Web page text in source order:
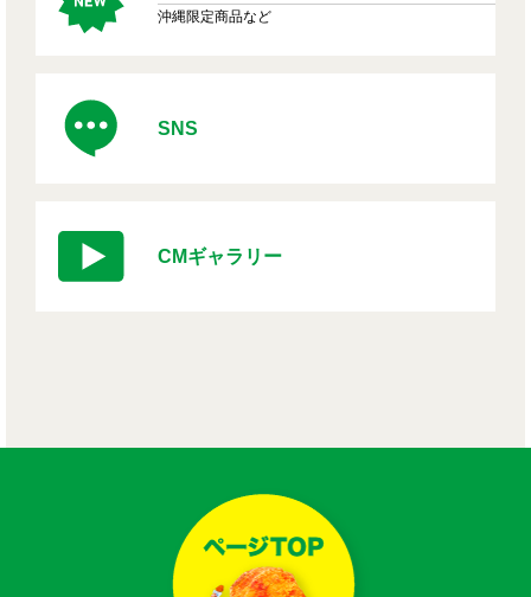
沖縄限定商品など
SNS
CMギャラリー